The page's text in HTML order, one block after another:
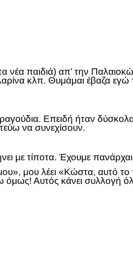
νέα παιδιά) απ’ την
κλπ. Θυμάμαι έβαζα εγώ
Επειδή ήταν
να συνεχίσουν.
με τίποτα. Έχουμε
μου λέει «Κώστα, αυτό το
Αυτός κάνει συλλογή